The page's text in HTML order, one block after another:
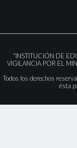
“INSTITUCIÓN DE
VIGILANCIA POR EL
Todos los derechos
ésta